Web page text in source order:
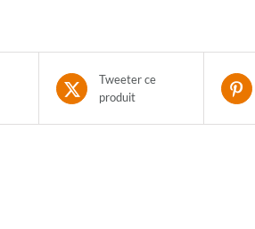
Tweeter ce
produit